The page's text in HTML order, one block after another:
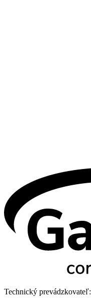
Technický prevádzkovateľ: